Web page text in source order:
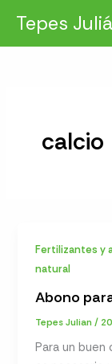
contenido
Tepes
calcio
Fertilizantes y
natural
Abono
Tepes Julian/
Para un